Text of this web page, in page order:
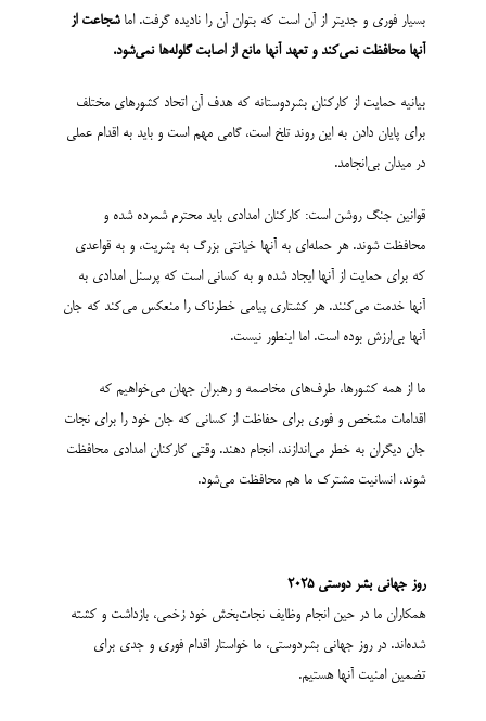
بسیار فوری و جدی­تر از آن است که بتوان آن را نادیده گرفت. اماشجاعت از
آنها محافظت نمی‌کند و تعهد آنهامانع ازاصابت گلوله‌ها نمی‌شود.
بیانیه حمایت از کارکنان بشردوستانه که هدف آن اتحاد کشورهای مختلف
برای پایان دادن به این روند تلخ است، گامی مهم است و باید به اقدام عملی
در میدان بی‌انجامد.
قوانین جنگ روشن است: کارکنان امدادی باید محترم شمرده شده و
محافظت شوند. هر حمله‌­ای به آنها خیانتی بزرگ به بشریت، و به قواعدی
که برای حمایت از آنها ایجاد شده و به کسانی است که پرسنل امدادی به
آنها خدمت می‌کنند. هر کشتاری پیامی خطرناک را منعکس می­‌کند که جان
آنها بی‌ارزش بوده است. اما اینطور نیست.
ما از همه کشورها، طرف‌های مخاصمه و رهبران جهان می‌خواهیم که
اقدامات مشخص و فوری برای حفاظت از کسانی که جان خود را برای نجات
جان دیگران به خطر می‌اندازند، انجام دهند. وقتی کارکنان امدادی محافظت
شوند، انسانیت مشترک ما هم محافظت می‌شود.
روز جهانی بشر دوستی۲۰۲۵
همکاران ما در حین انجام وظایف نجات‌بخش خود زخمی، بازداشت و کشته
شده‌اند. در روز جهانی بشردوستی، ما خواستار اقدام فوری و جدی برای
تضمین امنیت آنها هستیم.